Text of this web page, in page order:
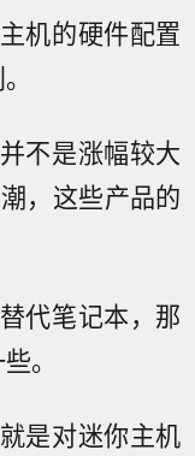
机的硬件配置
不是涨幅较大
，这些产品的
代笔记本，那
。
是对迷你主机